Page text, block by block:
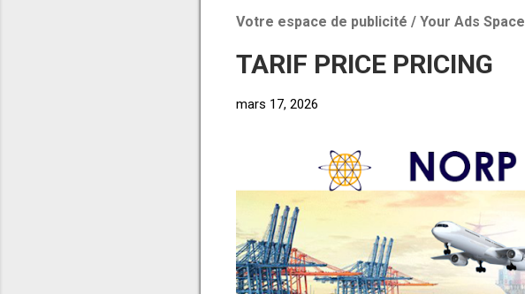
Votre espace de publicité / Your Ads Space
TARIF PRICE PRICING
mars 17, 2026